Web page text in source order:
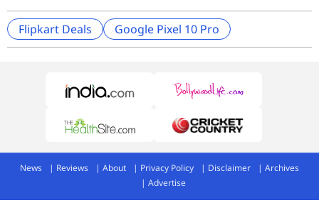
Flipkart Deals Google Pixel 10 Pro
News Reviews About Privacy Policy Disclaimer
Archives
Advertise